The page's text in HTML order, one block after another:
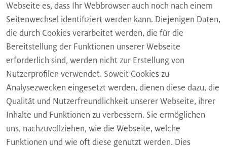
Webseite es, dass Ihr Webbrowser auch noch nach einem
Seitenwechsel identifiziert werden kann. Diejenigen Daten,
die durch Cookies verarbeitet werden, die für die
Bereitstellung der Funktionen unserer Webseite
erforderlich sind, werden nicht zur Erstellung von
Nutzerprofilen verwendet. Soweit Cookies zu
Analysezwecken eingesetzt werden, dienen diese dazu, die
Qualität und Nutzerfreundlichkeit unserer Webseite, ihrer
Inhalte und Funktionen zu verbessern. Sie ermöglichen
uns, nachzuvollziehen, wie die Webseite, welche
Funktionen und wie oft diese genutzt werden. Dies